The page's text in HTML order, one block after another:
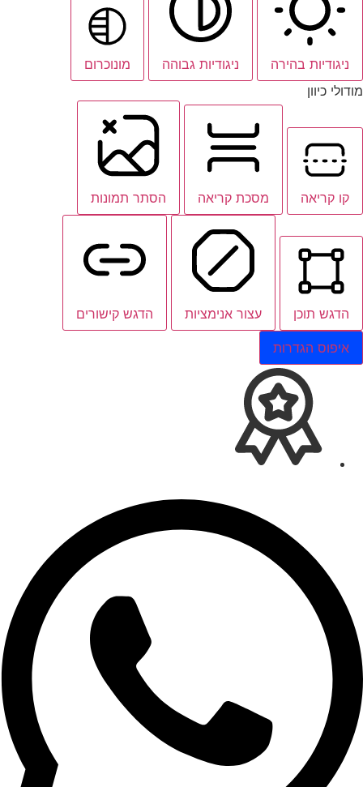
ניגודיות בהירה ניגודיות גבוהה
מונוכרום
מודולי כיוון
קו קריאה מסכת קריאה הסתר תמונות
הדגש תוכן עצור אנימציות הדגש קישורים
איפוס הגדרות